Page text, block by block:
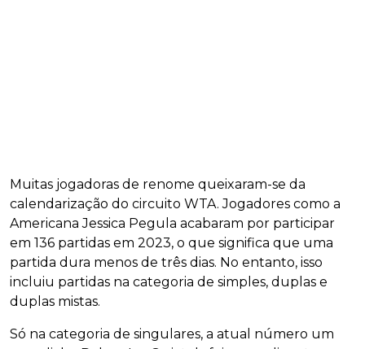
Muitas jogadoras de renome queixaram-se da
calendarização do circuito WTA. Jogadores como a
Americana Jessica Pegula acabaram por participar
em 136 partidas em 2023, o que significa que uma
partida dura menos de três dias. No entanto, isso
incluiu partidas na categoria de simples, duplas e
duplas mistas.
Só na categoria de singulares, a atual número um